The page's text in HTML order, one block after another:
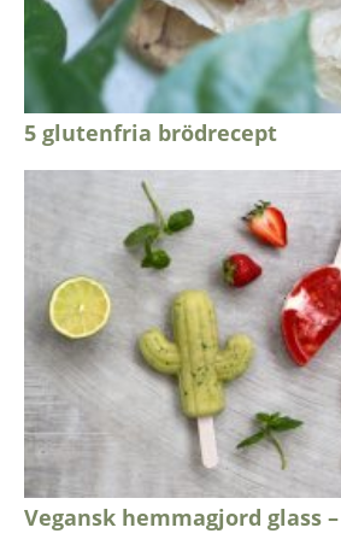
5 glutenfria brödrecept
Vegansk hemmagjord glass